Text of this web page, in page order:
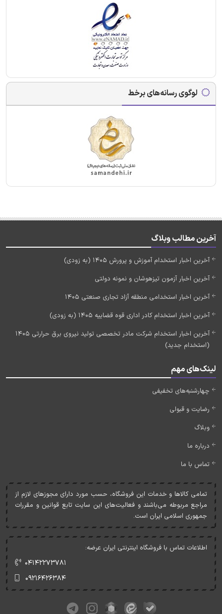
لوگوی رسانه‌های برخط
آخرین مطالب وبلاگ
آخرین اخبار استخدام آموزش و پرورش 1405 (به زودی)
آخرین اخبار آزمون تیزهوشان و نمونه دولتی
آخرین اخبار استخدامی منطقه آزاد تجاری صنعتی 1405
آخرین اخبار استخدام کادر اداری قوه قضاییه 1405 (به زودی)
آخرین اخبار استخدام شرکت مادر تخصصی تولید نیروی برق حرارتی 1405
(استخدام جدید)
لینک‌های مهم
چهارشنبه‌های تخفیفی
رضایت و قبولی
وبلاگ
درباره ما
تماس با ما
تمامی کالاها و خدمات اين فروشگاه، حسب مورد دارای مجوزهای لازم از
مراجع مربوطه می‌باشند و فعاليت‌های اين سايت تابع قوانين و مقررات
جمهوری اسلامی ايران است.
اطلاعات تماس با فروشگاه اینترنتی ایران عرضه:
۰۴۱۴۲۲۷۳۷۸۱
۰۹۲۱۶۴۲۶۳۸۴